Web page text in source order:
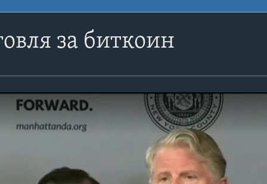
за биткоин